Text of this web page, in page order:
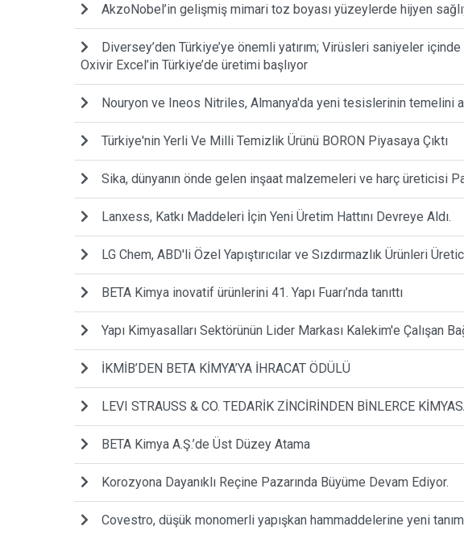
AkzoNobel’in gelişmiş mimari toz boyası yüzeylerde hijyen
Diversey’den Türkiye’ye önemli yatırım; Virüsleri saniyeler
Oxivir Excel’in Türkiye’de üretimi başlıyor
Nouryon ve Ineos Nitriles, Almanya'da yeni tesislerinin temelini
Türkiye'nin Yerli Ve Milli Temizlik Ürünü BORON Piyasaya Çıktı
Sika, dünyanın önde gelen inşaat malzemeleri ve harç üreticisi
Lanxess, Katkı Maddeleri İçin Yeni Üretim Hattını Devreye Aldı.
LG Chem, ABD'li Özel Yapıştırıcılar ve Sızdırmazlık Ürünleri
BETA Kimya inovatif ürünlerini 41. Yapı Fuarı’nda tanıttı
Yapı Kimyasalları Sektörünün Lider Markası Kalekim'e Çalışan
İKMİB’DEN BETA KİMYA’YA İHRACAT ÖDÜLÜ
LEVI STRAUSS & CO. TEDARİK ZİNCİRİNDEN BİNLERCE
BETA Kimya A.Ş.’de Üst Düzey Atama
Korozyona Dayanıklı Reçine Pazarında Büyüme Devam Ediyor.
Covestro, düşük monomerli yapışkan hammaddelerine yeni